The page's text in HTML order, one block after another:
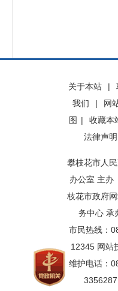
关于本站 |
我们
|
网
图 | 收藏本
法律声明
攀枝花市人
办公室 主
枝花市政府
务中心 承
市民热线：
12345 网站
维护电话：
3356287